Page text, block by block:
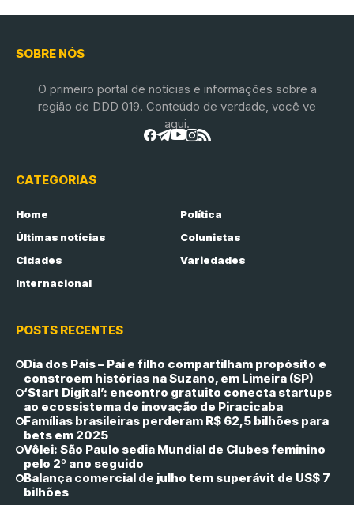
SOBRE NÓS
O primeiro portal de notícias e informações sobre a
região de DDD 019. Conteúdo de verdade, você ve
aqui.
CATEGORIAS
Home
Política
Últimas notícias
Colunistas
Cidades
Variedades
Internacional
POSTS RECENTES
Dia dos Pais – Pai e filho compartilham propósito e
constroem histórias na Suzano, em Limeira (SP)
‘Start Digital’: encontro gratuito conecta startups
ao ecossistema de inovação de Piracicaba
Famílias brasileiras perderam R$ 62,5 bilhões para
bets em 2025
Vôlei: São Paulo sedia Mundial de Clubes feminino
pelo 2º ano seguido
Balança comercial de julho tem superávit de US$ 7
bilhões